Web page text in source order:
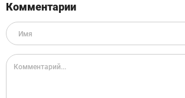
Комментарии